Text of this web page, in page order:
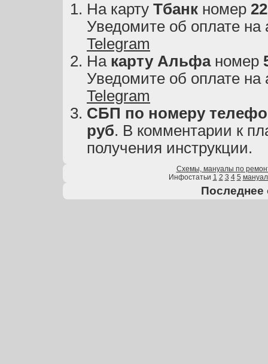
На карту Тбанк номер
Уведомите об оплате на
Telegram
На карту Альфаномер
Уведомите об оплате на
Telegram
СБП по номеру
руб. В комментарии к
получения инструкции.
Схемы, мануалы по
Инфостатьи 1 2 3 4 5